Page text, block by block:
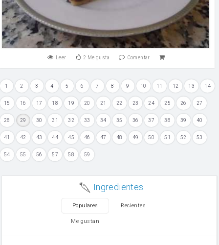
Leer 2 Me gusta Comentar
1 2 3 4 5 6 7 8 9 10 11 12 13 14
15 16 17 18 19 20 21 22 23 24 25 26 27
28 29 30 31 32 33 34 35 36 37 38 39 40
41 42 43 44 45 46 47 48 49 50 51 52 53
54 55 56 57 58 59
Ingredientes
Populares Recientes
Me gustan